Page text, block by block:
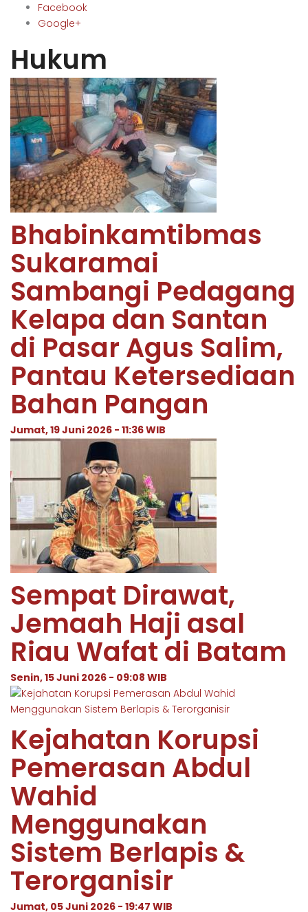
Facebook
Google+
Hukum
Bhabinkamtibmas
Sukaramai
Sambangi Pedagang
Kelapa dan Santan
di Pasar Agus Salim,
Pantau Ketersediaan
Bahan Pangan
Jumat, 19 Juni 2026 - 11:36 WIB
Sempat Dirawat,
Jemaah Haji asal
Riau Wafat di Batam
Senin, 15 Juni 2026 - 09:08 WIB
Kejahatan Korupsi
Pemerasan Abdul
Wahid
Menggunakan
Sistem Berlapis &
Terorganisir
Jumat, 05 Juni 2026 - 19:47 WIB